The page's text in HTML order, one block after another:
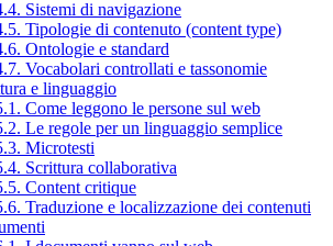
Sistemi di navigazione
Tipologie di contenuto (content type)
Ontologie e standard
Vocabolari controllati e tassonomie
e linguaggio
Come leggono le persone sul web
Le regole per un linguaggio semplice
Microtesti
Scrittura collaborativa
Content critique
Traduzione e localizzazione dei contenuti